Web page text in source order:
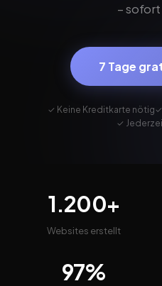
–
7 Tage
✓ Keine Kreditkarte nötig
✓
1.200+
Websites erstellt
97%